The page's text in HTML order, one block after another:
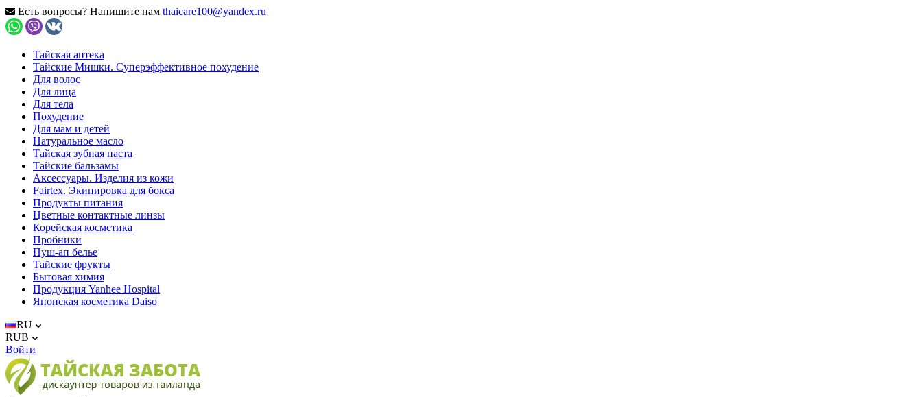
Есть вопросы? Напишите нам thaicare100@yandex.ru
Тайская аптека
Тайские Мишки. Суперэффективное похудение
Для волос
Для лица
Для тела
Похудение
Для мам и детей
Натуральное масло
Тайская зубная паста
Тайские бальзамы
Аксессуары. Изделия из кожи
Fairtex. Экипировка для бокса
Продукты питания
Цветные контактные линзы
Корейская косметика
Пробники
Пуш-ап белье
Тайские фрукты
Бытовая химия
Продукция Yanhee Hospital
Японская косметика Daiso
RU
RUB
Войти